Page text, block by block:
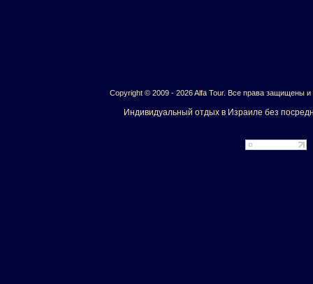
Copyright © 2009 - 2026 Alfa Tour. Все права защищены и
Индивидуальный отдых в Израиле без